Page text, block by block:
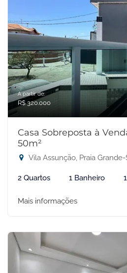
A partir de:
R$ 320.000
Casa Sobreposta à
50m²
Vila Assunção, Praia Grande-
2 Quartos 1 Banheiro
Mais informações